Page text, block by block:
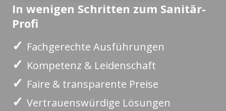
In wenigen Schritten zum Sanitär-
Profi
✓ Fachgerechte Ausführungen
✓ Kompetenz & Leidenschaft
✓ Faire & transparente Preise
✓ Vertrauenswürdige Lösungen